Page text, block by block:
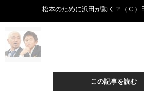
松本のために浜田が動く？（Ｃ）
この記事を読む